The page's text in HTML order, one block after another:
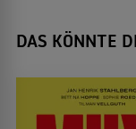
DAS KÖNNTE